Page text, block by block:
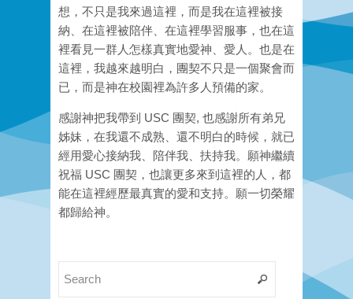
想，不只是我來過這裡，而是我在這裡被接
納、在這裡被陪伴、在這裡學習服事，也在這
裡看見一群人怎樣真實地愛神、愛人。也是在
這裡，我越來越明白，團契不只是一個聚會而
已，而是神在校園裡為許多人預備的家。
感謝神把我帶到 USC 團契, 也感謝所有弟兄
姊妹，在我還不成熟、還不明白的時候，就已
經用愛心接納我、陪伴我、扶持我。願神繼續
祝福 USC 團契，也讓更多來到這裡的人，都
能在這裡經歷最真實的愛和支持。願一切榮耀
都歸給神。